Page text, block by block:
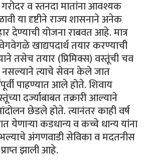
व स्तनदा मातांना आवश्यक
या दृष्टीने राज्य शासनाने अनेक
देण्याची योजना राबवत आहे. मात्र
खाद्यपदार्थ तयार करण्याची
तसेच तयार (प्रिमिक्स) वस्तूंची चव
त्याचे सेवन केले जात
पाहण्यात आले होते. शिवाय
दर्ज्याबाबत तक्रारी आल्याने
छेडले होते. त्यानंतर काही वर्ष
येणाऱ्या कडधान्य व कच्चे धान्य यांना
अंगणवाडी सेविका व मदतनीस
झाली आहे.